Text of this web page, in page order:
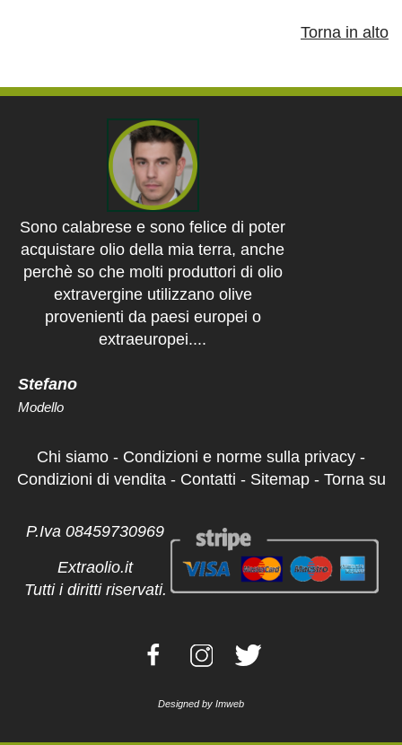
Torna in alto
Sono calabrese e sono felice di poter
acquistare olio della mia terra, anche
perchè so che molti produttori di olio
extravergine utilizzano olive
provenienti da paesi europei o
extraeuropei....
Modello
center è stato gentilissimo e mi ha
dato molte informazioni sull'olio che
non sapevo, così mi sono convinta
ad acquistare e sono molto
Chi siamo - Condizioni e norme sulla privacy -
Condizioni di vendita - Contatti - Sitemap- Torna su
P.Iva 08459730969
Extraolio.it
Tutti i diritti riservati.
Designed by Imweb